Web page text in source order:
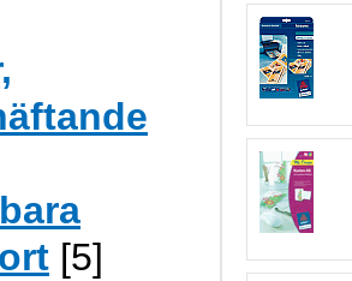
[5]